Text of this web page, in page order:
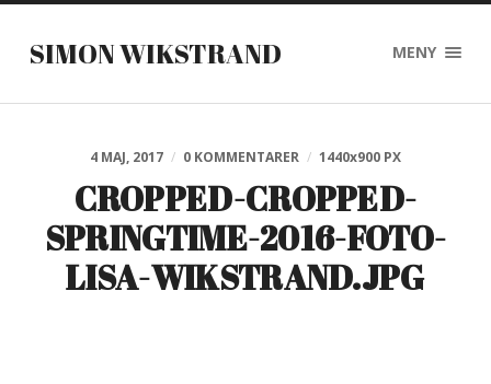
SIMON WIKSTRAND MENY
4 MAJ, 2017 / 0 KOMMENTARER / 1440x900 PX
CROPPED-CROPPED-
SPRINGTIME-2016-FOTO-
LISA-WIKSTRAND.JPG